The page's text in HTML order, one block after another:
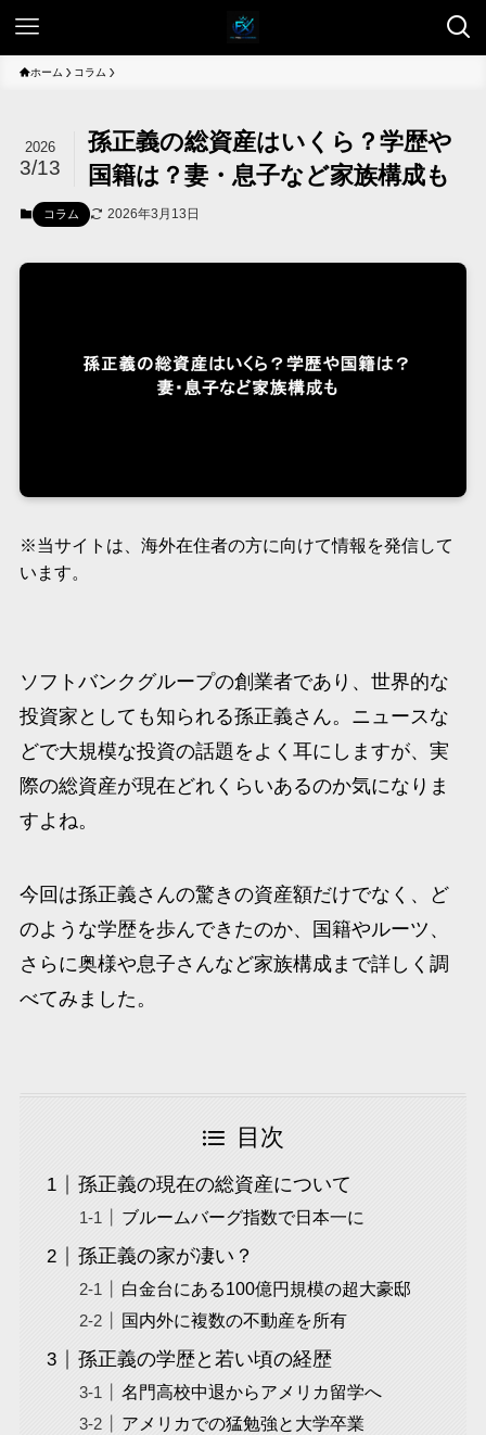
ホーム コラム
孫正義の総資産はいくら？学歴や
国籍は？妻・息子など家族構成も
2026
3/13
コラム 2026年3月13日
※当サイトは、海外在住者の方に向けて情報を発信して
います。
ソフトバンクグループの創業者であり、世界的な
投資家としても知られる孫正義さん。ニュースな
どで大規模な投資の話題をよく耳にしますが、実
際の総資産が現在どれくらいあるのか気になりま
すよね。
今回は孫正義さんの驚きの資産額だけでなく、ど
のような学歴を歩んできたのか、国籍やルーツ、
さらに奥様や息子さんなど家族構成まで詳しく調
べてみました。
目次
孫正義の現在の総資産について
ブルームバーグ指数で日本一に
孫正義の家が凄い？
白金台にある100億円規模の超大豪邸
国内外に複数の不動産を所有
孫正義の学歴と若い頃の経歴
名門高校中退からアメリカ留学へ
アメリカでの猛勉強と大学卒業